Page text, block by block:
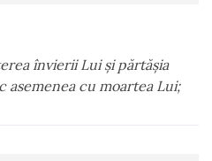
învierii Lui şi părtăşia
asemenea cu moartea Lui;